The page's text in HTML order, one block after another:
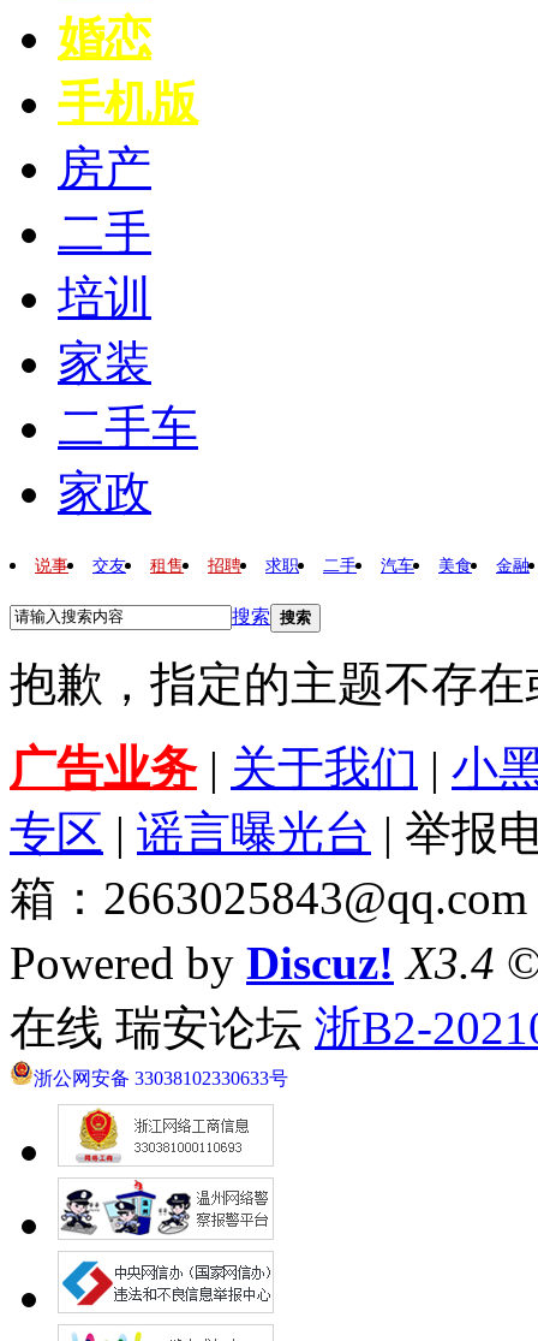
婚恋
手机版
房产
二手
培训
家装
二手车
家政
说事 交友 租售 招聘 求职 二手 汽车 美食 金融
搜索 搜索
抱歉，指定的主题不存
广告业务| 关于我们 | 小
专区 | 谣言曝光台 | 举报
箱：2663025843@qq.com
Powered by Discuz! X3.4
在线 瑞安论坛 浙B2-
浙公网安备 33038102330633号